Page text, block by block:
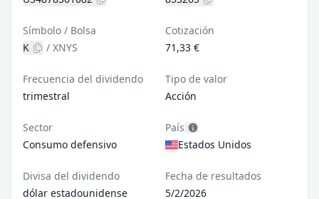
Símbolo / Bolsa
K
/ XNYS
Cotización
71,33 €
Frecuencia del dividendo
trimestral
Tipo de valor
Acción
Sector
Consumo defensivo
País
Estados Unidos
Divisa del dividendo
dólar estadounidense
Fecha de resultados
5/2/2026